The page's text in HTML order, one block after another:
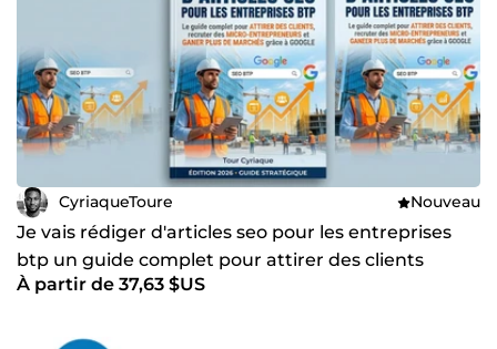
CyriaqueToure Nouveau
Je vais rédiger d'articles seo pour les entreprises
btp un guide complet pour attirer des clients
À partir de 37,63 $US